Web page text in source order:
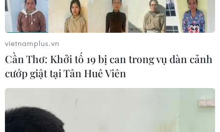
Vụ cháy Nhà thờ Đức Bà: Công tác điều tra
có thể kéo dài vài tuần
17/04/2019 01:45
vietnamplus.vn
Cần Thơ: Khởi tố 19 bị can trong vụ dàn cảnh
cướp giật tại Tân Huê Viên